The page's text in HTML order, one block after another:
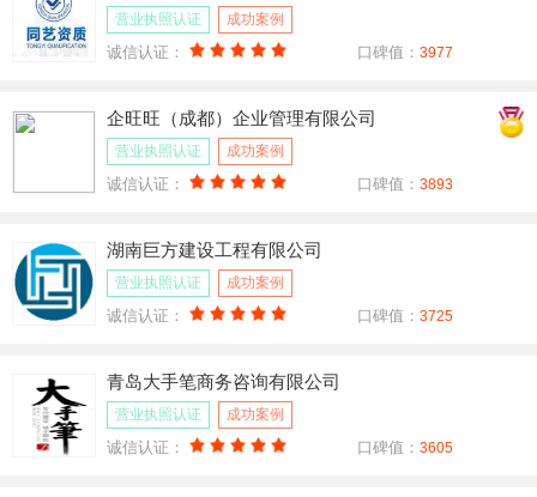
营业执照认证 成功案例
诚信认证： 口碑值：3977
企旺旺（成都）企业管理有限公司
营业执照认证 成功案例
诚信认证： 口碑值：3893
湖南巨方建设工程有限公司
营业执照认证 成功案例
诚信认证： 口碑值：3725
青岛大手笔商务咨询有限公司
营业执照认证 成功案例
诚信认证： 口碑值：3605